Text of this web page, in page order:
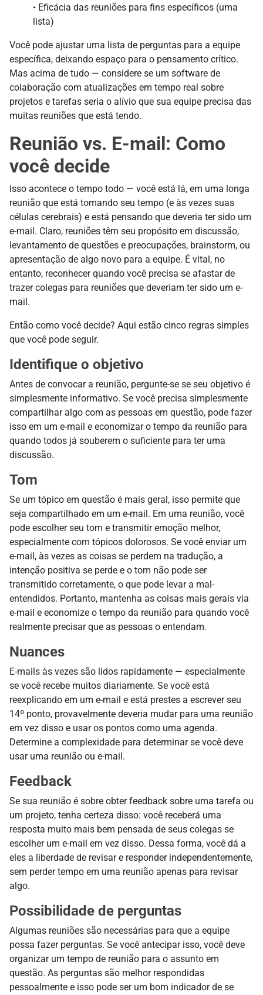
• Eficácia das reuniões para fins específicos (uma
lista)
Você pode ajustar uma lista de perguntas para a equipe
específica, deixando espaço para o pensamento crítico.
Mas acima de tudo — considere se um software de
colaboração com atualizações em tempo real sobre
projetos e tarefas seria o alívio que sua equipe precisa das
muitas reuniões que está tendo.
Reunião vs. E-mail: Como
você decide
Isso acontece o tempo todo — você está lá, em uma longa
reunião que está tomando seu tempo (e às vezes suas
células cerebrais) e está pensando que deveria ter sido um
e-mail. Claro, reuniões têm seu propósito em discussão,
levantamento de questões e preocupações, brainstorm, ou
apresentação de algo novo para a equipe. É vital, no
entanto, reconhecer quando você precisa se afastar de
trazer colegas para reuniões que deveriam ter sido um e-
mail.
Então como você decide? Aqui estão cinco regras simples
que você pode seguir.
Identifique o objetivo
Antes de convocar a reunião, pergunte-se se seu objetivo é
simplesmente informativo. Se você precisa simplesmente
compartilhar algo com as pessoas em questão, pode fazer
isso em um e-mail e economizar o tempo da reunião para
quando todos já souberem o suficiente para ter uma
discussão.
Tom
Se um tópico em questão é mais geral, isso permite que
seja compartilhado em um e-mail. Em uma reunião, você
pode escolher seu tom e transmitir emoção melhor,
especialmente com tópicos dolorosos. Se você enviar um
e-mail, às vezes as coisas se perdem na tradução, a
intenção positiva se perde e o tom não pode ser
transmitido corretamente, o que pode levar a mal-
entendidos. Portanto, mantenha as coisas mais gerais via
e-mail e economize o tempo da reunião para quando você
realmente precisar que as pessoas o entendam.
Nuances
E-mails às vezes são lidos rapidamente — especialmente
se você recebe muitos diariamente. Se você está
reexplicando em um e-mail e está prestes a escrever seu
14º ponto, provavelmente deveria mudar para uma reunião
em vez disso e usar os pontos como uma agenda.
Determine a complexidade para determinar se você deve
usar uma reunião ou e-mail.
Feedback
Se sua reunião é sobre obter feedback sobre uma tarefa ou
um projeto, tenha certeza disso: você receberá uma
resposta muito mais bem pensada de seus colegas se
escolher um e-mail em vez disso. Dessa forma, você dá a
eles a liberdade de revisar e responder independentemente,
sem perder tempo em uma reunião apenas para revisar
algo.
Possibilidade de perguntas
Algumas reuniões são necessárias para que a equipe
possa fazer perguntas. Se você antecipar isso, você deve
organizar um tempo de reunião para o assunto em
questão. As perguntas são melhor respondidas
pessoalmente e isso pode ser um bom indicador de se